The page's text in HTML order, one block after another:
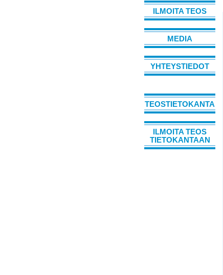
ILMOITA TEOS
MEDIA
YHTEYSTIEDOT
TEOSTIETOKANTA
ILMOITA TEOS
TIETOKANTAAN